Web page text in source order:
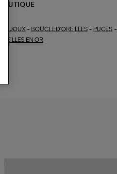
BIJOUX- BOUCLE D'OREILLES - PUCES -
EN OR